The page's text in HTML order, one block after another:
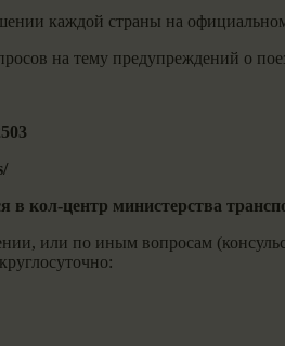
каждой страны на
на тему предупреждений о
кол-центр министерства
или по иным вопросам